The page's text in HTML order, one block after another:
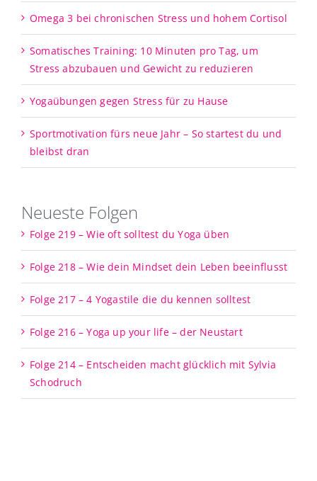
Omega 3 bei chronischen Stress und hohem Cortisol
Somatisches Training: 10 Minuten pro Tag, um
Stress abzubauen und Gewicht zu reduzieren
Yogaübungen gegen Stress für zu Hause
Sportmotivation fürs neue Jahr – So startest du und
bleibst dran
Neueste Folgen
Folge 219 – Wie oft solltest du Yoga üben
Folge 218 – Wie dein Mindset dein Leben beeinflusst
Folge 217 – 4 Yogastile die du kennen solltest
Folge 216 – Yoga up your life – der Neustart
Folge 214 – Entscheiden macht glücklich mit Sylvia
Schodruch